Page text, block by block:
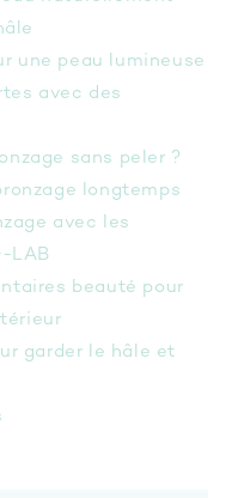
une peau lumineuse
avec des
sans peler ?
longtemps
avec les
LAB
beauté pour
garder le hâle et